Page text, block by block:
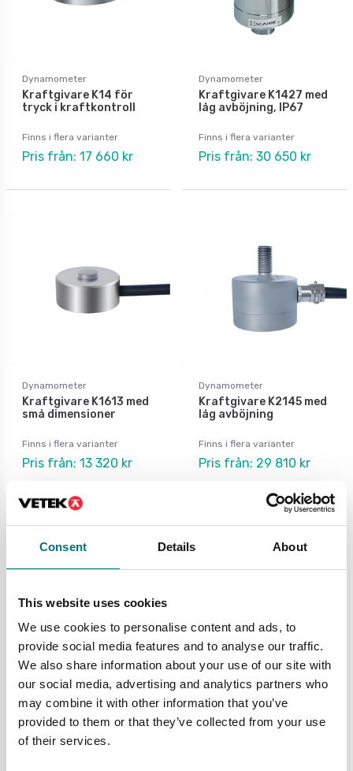
Consent Details About
This website uses cookies
We use cookies to personalise content and ads, to
provide social media features and to analyse our traffic.
We also share information about your use of our site with
our social media, advertising and analytics partners who
may combine it with other information that you’ve
provided to them or that they’ve collected from your use
of their services.
Dynamometer
Kraftgivare K14 för
tryck i kraftkontroll
Finns i flera varianter
Pris från: 17 660 kr
Dynamometer
Kraftgivare K1427 med
låg avböjning, IP67
Finns i flera varianter
Pris från: 30 650 kr
Dynamometer
Kraftgivare K1613 med
små dimensioner
Finns i flera varianter
Pris från: 13 320 kr
Dynamometer
Kraftgivare K2145 med
låg avböjning
Finns i flera varianter
Pris från: 29 810 kr
Dynamometer
Kraftgivare K25 med
överbelastningsskydd
som tillval
Dynamometer
Kraftgivare M12 Scaime
rostfri